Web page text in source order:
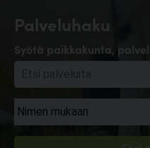
Palveluhaku
Syötä paikkakunta,